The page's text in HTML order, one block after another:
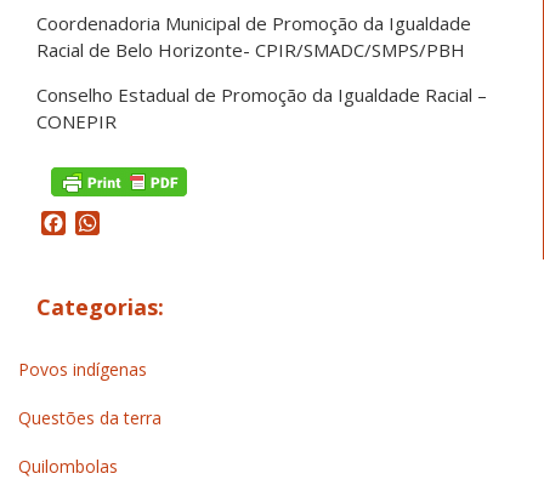
Coordenadoria Municipal de Promoção da Igualdade
Racial de Belo Horizonte- CPIR/SMADC/SMPS/PBH
Conselho Estadual de Promoção da Igualdade Racial –
CONEPIR
Facebook
Categorias:
Povos indígenas
Questões da terra
Quilombolas